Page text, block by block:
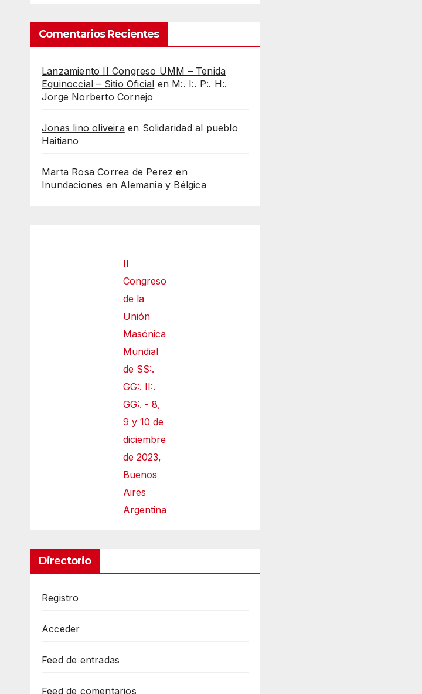
Comentarios Recientes
Lanzamiento II Congreso UMM – Tenida
Equinoccial – Sitio Oficial en M:. I:. P:. H:.
Jorge Norberto Cornejo
Jonas lino oliveiraen Solidaridad al pueblo
Haitiano
Marta Rosa Correa de Perez en
Inundaciones en Alemania y Bélgica
II
Congreso
de la
Unión
Masónica
Mundial
de SS:.
GG:. II:.
GG:. - 8,
9 y 10 de
diciembre
de 2023,
Buenos
Aires
Argentina
Directorio
Registro
Acceder
Feed de entradas
Feed de comentarios